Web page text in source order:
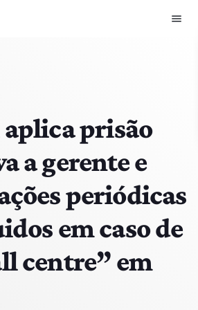
menu
prisão
a gerente e
periódicas
em caso de
centre” em